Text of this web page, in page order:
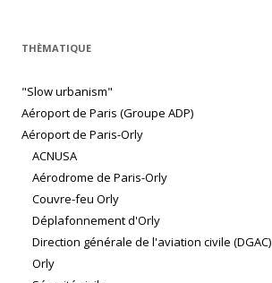
THÈMATIQUE
"Slow urbanism"
Aéroport de Paris (Groupe ADP)
Aéroport de Paris-Orly
ACNUSA
Aérodrome de Paris-Orly
Couvre-feu Orly
Déplafonnement d'Orly
Direction générale de l'aviation civile (DGAC)
Orly